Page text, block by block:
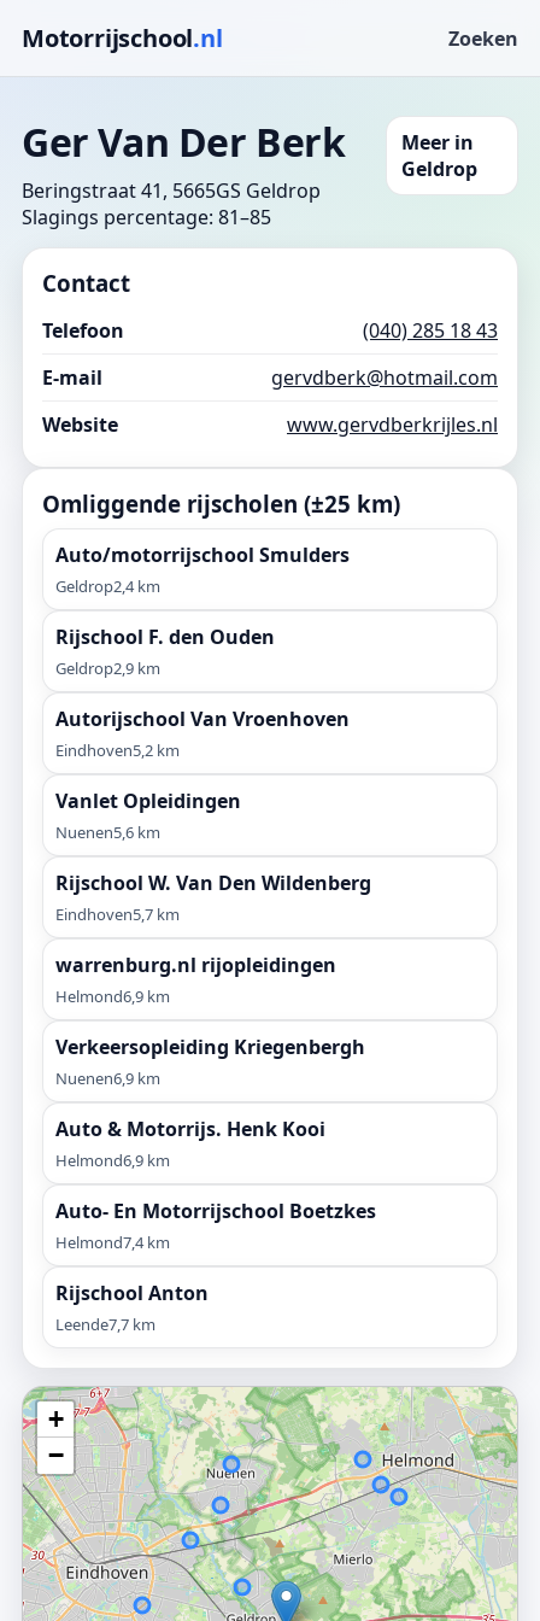
Motorrijschool.nl Zoeken
Ger Van Der Berk
Beringstraat 41, 5665GS Geldrop
Slagings percentage: 81–85
Meer in
Geldrop
Contact
Telefoon
(040) 285 18 43
E-mail
gervdberk@hotmail.com
Website
www.gervdberkrijles.nl
Omliggende rijscholen (±25 km)
Auto/motorrijschool Smulders
Geldrop2,4 km
Rijschool F. den Ouden
Geldrop2,9 km
Autorijschool Van Vroenhoven
Eindhoven5,2 km
Vanlet Opleidingen
Nuenen5,6 km
Rijschool W. Van Den Wildenberg
Eindhoven5,7 km
warrenburg.nl rijopleidingen
Helmond6,9 km
Verkeersopleiding Kriegenbergh
Nuenen6,9 km
Auto & Motorrijs. Henk Kooi
Helmond6,9 km
Auto- En Motorrijschool Boetzkes
Helmond7,4 km
Rijschool Anton
Leende7,7 km
+
−